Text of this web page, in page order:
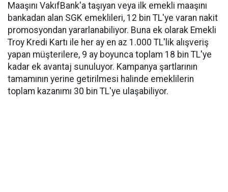
Maaşını VakıfBank'a taşıyan veya ilk emekli maaşını
bankadan alan SGK emeklileri, 12 bin TL'ye varan nakit
promosyondan yararlanabiliyor. Buna ek olarak Emekli
Troy Kredi Kartı ile her ay en az 1.000 TL'lik alışveriş
yapan müşterilere, 9 ay boyunca toplam 18 bin TL'ye
kadar ek avantaj sunuluyor. Kampanya şartlarının
tamamının yerine getirilmesi halinde emeklilerin
toplam kazanımı 30 bin TL'ye ulaşabiliyor.